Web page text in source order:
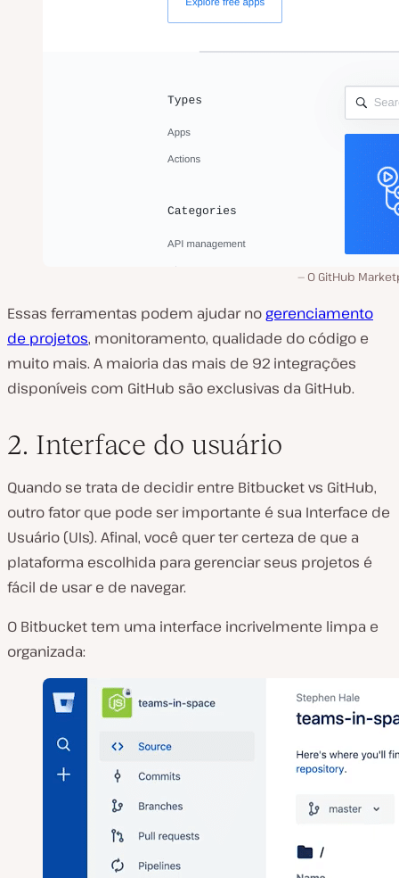
O GitHub
Essas ferramentas podem ajudar nogerenciamento
de projetos, monitoramento, qualidade do código e
muito mais. A maioria das mais de 92 integrações
disponíveis com GitHub são exclusivas da GitHub.
2. Interface do usuário
Quando se trata de decidir entre Bitbucket vs GitHub,
outro fator que pode ser importante é sua Interface de
Usuário (UIs). Afinal, você quer ter certeza de que a
plataforma escolhida para gerenciar seus projetos é
fácil de usar e de navegar.
O Bitbucket tem uma interface incrivelmente limpa e
organizada: